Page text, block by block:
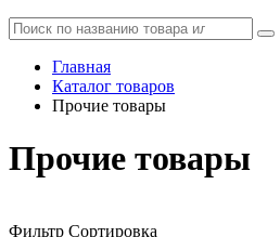
Главная
Каталог товаров
Прочие товары
Прочие товары
Фильтр Сортировка